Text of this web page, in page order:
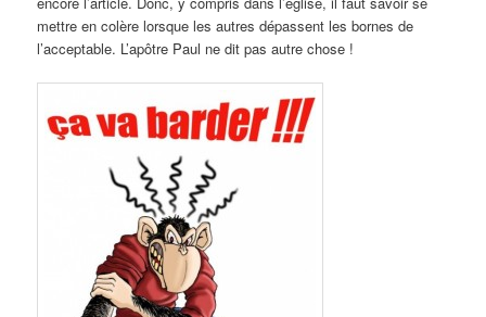
mettre en colère lorsque les autres dépassent les bornes de
l’acceptable. L’apôtre Paul ne dit pas autre chose !